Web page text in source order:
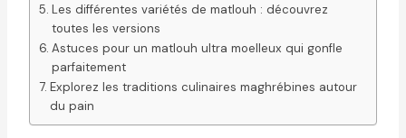
Les différentes variétés de matlouh : découvrez
toutes les versions
Astuces pour un matlouh ultra moelleux qui gonfle
parfaitement
Explorez les traditions culinaires maghrébines autour
du pain